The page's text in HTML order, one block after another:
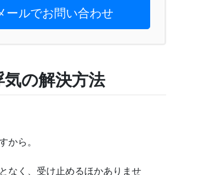
ールでお問い合わせ
気の解決方法
から。
なく、受け止めるほかありませ